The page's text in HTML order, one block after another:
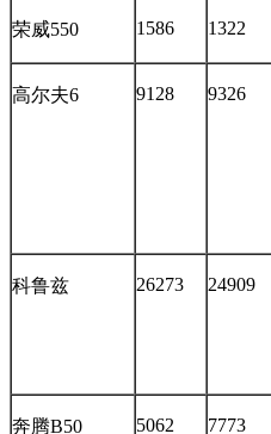
荣威550 1586 1322
高尔夫6 9128 9326
科鲁兹 26273 24909
奔腾B50 5062 7773